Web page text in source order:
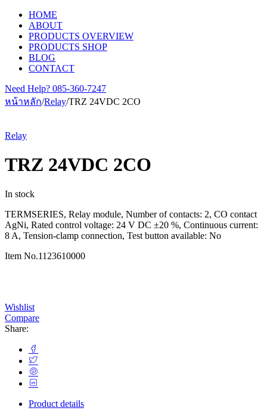
HOME
ABOUT
PRODUCTS OVERVIEW
PRODUCTS SHOP
BLOG
CONTACT
Need Help? 085-360-7247
หน้าหลัก/Relay/TRZ 24VDC 2CO
Relay
TRZ 24VDC 2CO
In stock
TERMSERIES, Relay module, Number of contacts: 2, CO contact
AgNi, Rated control voltage: 24 V DC ±20 %, Continuous current:
8 A, Tension-clamp connection, Test button available: No
Item No.1123610000
Wishlist
Compare
Share:
Product details